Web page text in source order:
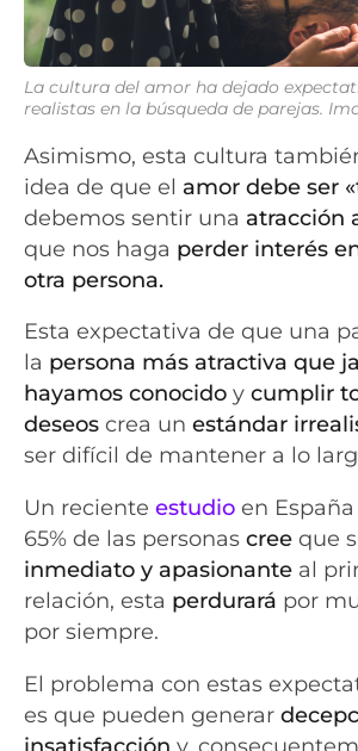
La cultura del amor ha dejado
realistas en la búsqueda de parejas.
Asimismo, esta cultura
idea de que el amor debe ser
debemos sentir una atracción
que nos haga perder interés
otra persona.
Esta expectativa de que una
la persona más atractiva que
hayamos conocido y cumplir
deseos crea un estándar
ser difícil de mantener a lo
Un reciente estudio en
65% de las personas cree que
inmediato y apasionante al
relación, esta perdurará por
por siempre.
El problema con estas
es que pueden generar
insatisfacción y,